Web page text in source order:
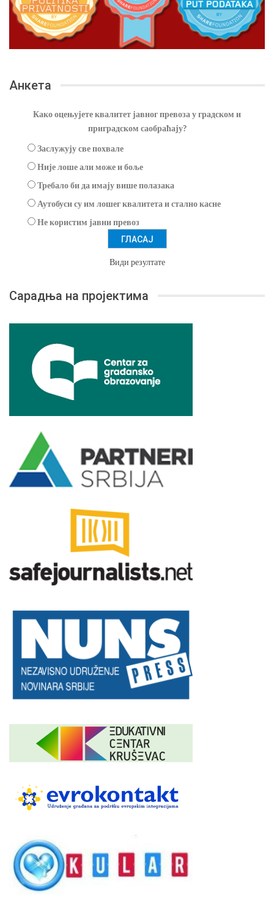
Анкета
Како оцењујете квалитет јавног превоза у градском и
приградском саобраћају?
Заслужују све похвале
Није лоше али може и боље
Требало би да имају више полазака
Аутобуси су им лошег квалитета и стално касне
Не користим јавни превоз
Види резултате
Сарадња на пројектима